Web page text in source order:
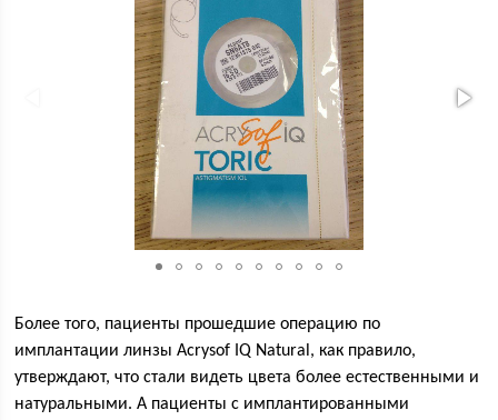
Более того, пациенты прошедшие операцию по
имплантации линзы Acrysof IQ Natural, как правило,
утверждают, что стали видеть цвета более естественными и
натуральными. А пациенты с имплантированными